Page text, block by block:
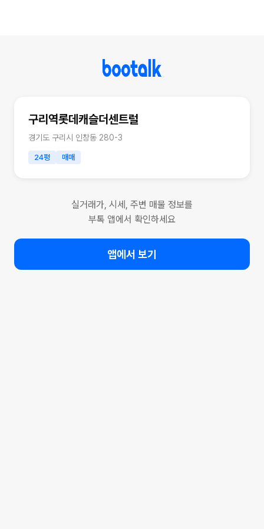
구리역롯데캐슬더센트럴
경기도 구리시 인창동 280-3
24평 매매
실거래가, 시세, 주변 매물 정보를
부톡 앱에서 확인하세요
앱에서 보기